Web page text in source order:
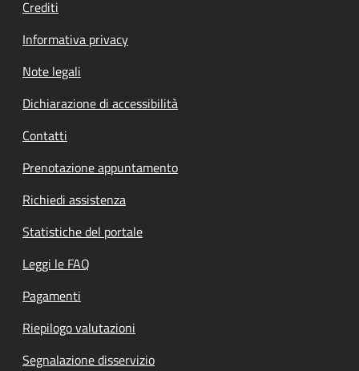
Crediti
Informativa privacy
Note legali
Dichiarazione di accessibilità
Contatti
Prenotazione appuntamento
Richiedi assistenza
Statistiche del portale
Leggi le FAQ
Pagamenti
Riepilogo valutazioni
Segnalazione disservizio